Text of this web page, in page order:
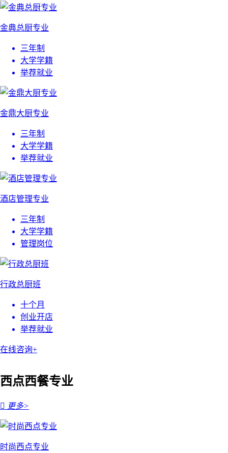
金典总厨专业
三年制
大学学籍
举荐就业
金鼎大厨专业
三年制
大学学籍
举荐就业
酒店管理专业
三年制
大学学籍
管理岗位
行政总厨班
十个月
创业开店
举荐就业
在线咨询+
西点西餐专业
 更多>
时尚西点专业